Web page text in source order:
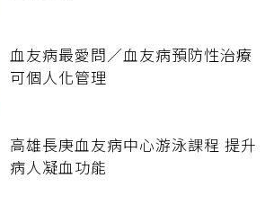
血友病最愛問／血友病預防性治療
可個人化管理
高雄長庚血友病中心游泳課程 提升
病人凝血功能